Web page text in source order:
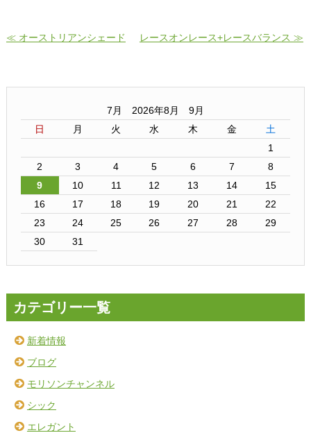
≪ オーストリアンシェード レースオンレース+レースバランス ≫
7月 2026年8月 9月
日
月 火 水 木 金
土
1
2
3 4 5 6 7
8
9
10 11 12 13 14
15
16
17 18 19 20 21
22
23
24 25 26 27 28
29
30
31
カテゴリー一覧
新着情報
ブログ
モリソンチャンネル
シック
エレガント